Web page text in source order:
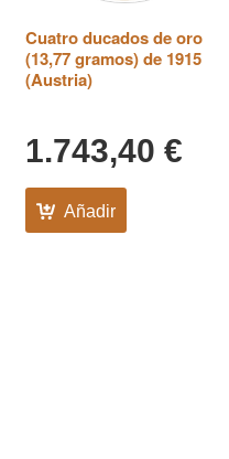
Cuatro ducados de oro
(13,77 gramos) de 1915
(Austria)
1.743,40 €
Añadir